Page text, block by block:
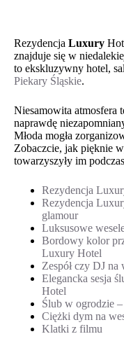
Rezydencja Luxury
znajduje się w
to ekskluzywny hotel,
Piekary Śląskie.
Niesamowita atmosfera
naprawdę
Młoda mogła
Zobaczcie, jak pięknie
towarzyszyły im
Rezydencja
Rezydencja
glamour
Luksusowe
Bordowy kolor
Luxury Hotel
Zespół czy DJ na
Elegancka sesja
Hotel
Ślub w ogrodzie
Ciężki dym na
Klatki z filmu